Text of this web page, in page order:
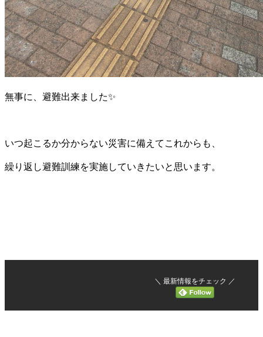
無事に、避難出来ました✨
いつ起こるか分からない災害に備えてこれからも、
繰り返し避難訓練を実施していきたいと思います。
＼ 最新情報をチェック ／